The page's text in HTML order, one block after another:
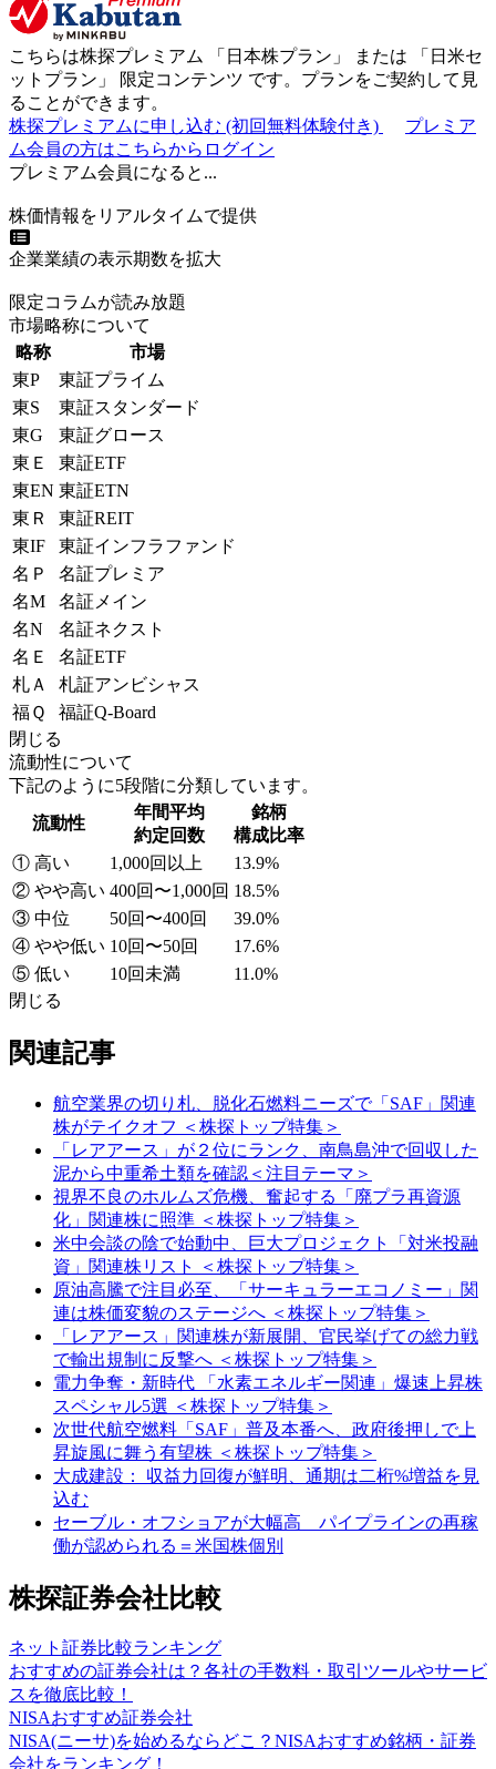
こちらは株探プレミアム 「 日本株プラン 」 または 「 日米セ
ットプラン 」 限定コンテンツ です。プランをご契約して見
ることができます。
株探プレミアムに申し込む (初回無料体験付き)
プレミア
ム会員の方はこちらからログイン
プレミアム会員になると...
株価情報をリアルタイムで提供
企業業績の表示期数を拡大
限定コラムが読み放題
市場略称について
略称
市場
東P
東証プライム
東S
東証スタンダード
東G
東証グロース
東Ｅ
東証ETF
東EN 東証ETN
東Ｒ
東証REIT
東IF
東証インフラファンド
名Ｐ
名証プレミア
名M
名証メイン
名N
名証ネクスト
名Ｅ
名証ETF
札Ａ
札証アンビシャス
福Ｑ
福証Q-Board
閉じる
流動性について
下記のように5段階に分類しています。
流動性
年間平均
約定回数
銘柄
構成比率
① 高い
1,000回以上
13.9%
② やや高い 400回〜1,000回 18.5%
③ 中位
50回〜400回
39.0%
④ やや低い 10回〜50回
17.6%
⑤ 低い
10回未満
11.0%
閉じる
関連記事
航空業界の切り札、脱化石燃料ニーズで「SAF」関連
株がテイクオフ ＜株探トップ特集＞
「レアアース」が２位にランク、南鳥島沖で回収した
泥から中重希土類を確認＜注目テーマ＞
視界不良のホルムズ危機、奮起する「廃プラ再資源
化」関連株に照準 ＜株探トップ特集＞
米中会談の陰で始動中、巨大プロジェクト「対米投融
資」関連株リスト ＜株探トップ特集＞
原油高騰で注目必至、「サーキュラーエコノミー」関
連は株価変貌のステージへ ＜株探トップ特集＞
「レアアース」関連株が新展開、官民挙げての総力戦
で輸出規制に反撃へ ＜株探トップ特集＞
電力争奪・新時代 「水素エネルギー関連」爆速上昇株
スペシャル5選 ＜株探トップ特集＞
次世代航空燃料「SAF」普及本番へ、政府後押しで上
昇旋風に舞う有望株 ＜株探トップ特集＞
大成建設： 収益力回復が鮮明、通期は二桁%増益を見
込む
セーブル・オフショアが大幅高 パイプラインの再稼
働が認められる＝米国株個別
株探証券会社比較
ネット証券比較ランキング
おすすめの証券会社は？各社の手数料・取引ツールやサービ
スを徹底比較！
NISAおすすめ証券会社
NISA(ニーサ)を始めるならどこ？NISAおすすめ銘柄・証券
会社をランキング！